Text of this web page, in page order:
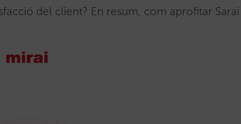
del client? En resum, com aprofitar Sarai